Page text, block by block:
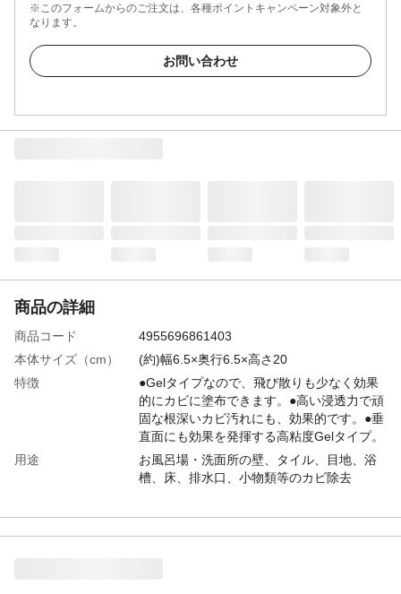
※このフォームからのご注文は、各種ポイントキャンペーン対象外と
なります。
お問い合わせ
商品の詳細
商品コード
4955696861403
本体サイズ（cm）
(約)幅6.5×奥行6.5×高さ20
特徴
●Gelタイプなので、飛び散りも少なく効果
的にカビに塗布できます。●高い浸透力で頑
固な根深いカビ汚れにも、効果的です。●垂
直面にも効果を発揮する高粘度Gelタイプ。
用途
お風呂場・洗面所の壁、タイル、目地、浴
槽、床、排水口、小物類等のカビ除去